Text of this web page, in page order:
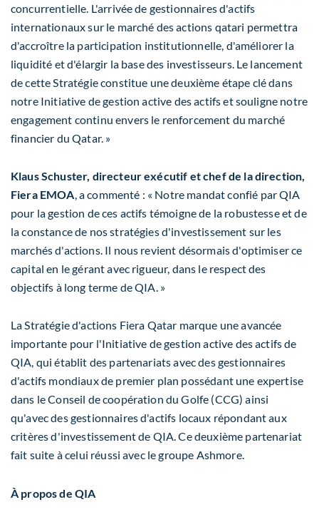
concurrentielle. L'arrivée de gestionnaires d'actifs
internationaux sur le marché des actions qatari permettra
d'accroître la participation institutionnelle, d'améliorer la
liquidité et d'élargir la base des investisseurs. Le lancement
de cette Stratégie constitue une deuxième étape clé dans
notre Initiative de gestion active des actifs et souligne notre
engagement continu envers le renforcement du marché
financier duQatar. »
Klaus Schuster, directeur exécutif et chef de la direction,
Fiera EMOA, a commenté : « Notre mandat confié par QIA
pour la gestion de ces actifs témoigne de la robustesse et de
la constance de nos stratégies d'investissement sur les
marchés d'actions. Il nous revient désormais d'optimiser ce
capital en le gérant avec rigueur, dans le respect des
objectifs à long terme de QIA. »
La Stratégie d'actions Fiera Qatar marque une avancée
importante pour l'Initiative de gestion active des actifs de
QIA, qui établit des partenariats avec des gestionnaires
d'actifs mondiaux de premier plan possédant une expertise
dans leConseil decoopération du Golfe (CCG) ainsi
qu'avec des gestionnaires d'actifs locaux répondant aux
critères d'investissement de QIA. Ce deuxième partenariat
fait suite à celui réussi avec le groupe Ashmore.
À propos de QIA